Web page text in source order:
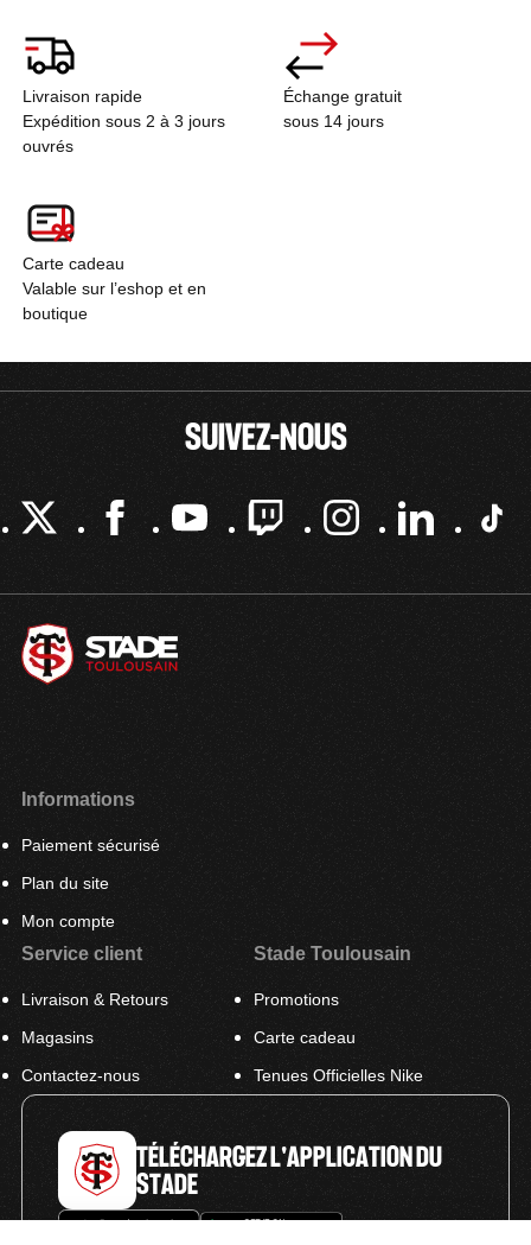
Livraison rapide
Expédition sous 2 à 3 jours
ouvrés
Échange gratuit
sous 14 jours
Carte cadeau
Valable sur l’eshop et en
boutique
SUIVEZ-NOUS
Informations
Paiement sécurisé
Plan du site
Mon compte
Service client
Livraison & Retours
Magasins
Contactez-nous
Stade Toulousain
Promotions
Carte cadeau
Tenues Officielles Nike
TÉLÉCHARGEZ L'APPLICATION DU
STADE